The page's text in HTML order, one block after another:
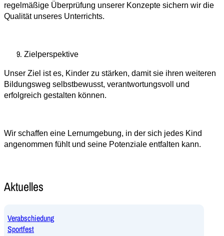
regelmäßige Überprüfung unserer Konzepte sichern wir die
Qualität unseres Unterrichts.
Zielperspektive
Unser Ziel ist es, Kinder zu stärken, damit sie ihren weiteren
Bildungsweg selbstbewusst, verantwortungsvoll und
erfolgreich gestalten können.
Wir schaffen eine Lernumgebung, in der sich jedes Kind
angenommen fühlt und seine Potenziale entfalten kann.
Aktuelles
Verabschiedung
Sportfest